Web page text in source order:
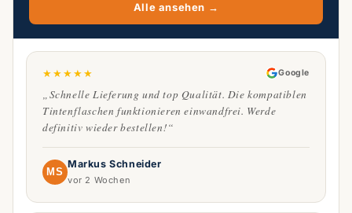
Alle ansehen →
★★★★★ Google
„Schnelle Lieferung und top Qualität. Die kompatiblen
Tintenflaschen funktionieren einwandfrei. Werde
definitiv wieder bestellen!“
MS
Markus Schneider
vor 2 Wochen